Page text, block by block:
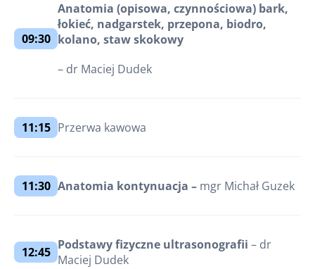
09:30
Anatomia (opisowa, czynnościowa) bark,
łokieć, nadgarstek, przepona, biodro,
kolano, staw skokowy
– dr Maciej Dudek
11:15 Przerwa kawowa
11:30 Anatomia kontynuacja – mgr Michał Guzek
12:45 Podstawy fizyczne ultrasonografii – dr
Maciej Dudek